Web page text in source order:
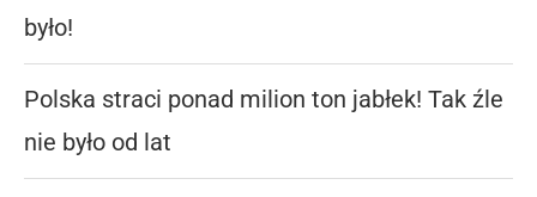
było!
Polska straci ponad milion ton jabłek! Tak źle
nie było od lat